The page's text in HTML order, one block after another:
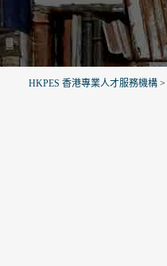
HKPES 香港專業人才服務機構 >